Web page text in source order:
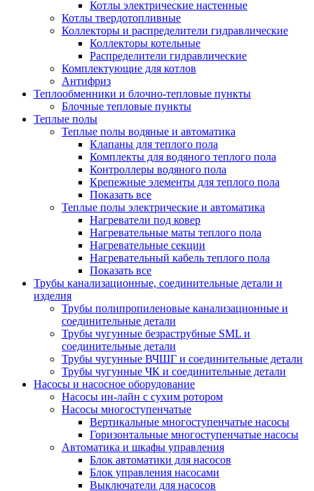
Котлы электрические настенные
Котлы твердотопливные
Коллекторы и распределители гидравлические
Коллекторы котельные
Распределители гидравлические
Комплектующие для котлов
Антифриз
Теплообменники и блочно-тепловые пункты
Блочные тепловые пункты
Теплые полы
Теплые полы водяные и автоматика
Клапаны для теплого пола
Комплекты для водяного теплого пола
Контроллеры водяного пола
Крепежные элементы для теплого пола
Показать все
Теплые полы электрические и автоматика
Нагреватели под ковер
Нагревательные маты теплого пола
Нагревательные секции
Нагревательный кабель теплого пола
Показать все
Трубы канализационные, соединительные детали и
изделия
Трубы полипропиленовые канализационные и
соединительные детали
Трубы чугунные безраструбные SML и
соединительные детали
Трубы чугунные ВЧШГ и соединительные детали
Трубы чугунные ЧК и соединительные детали
Насосы и насосное оборудование
Насосы ин-лайн с сухим ротором
Насосы многоступенчатые
Вертикальные многоступенчатые насосы
Горизонтальные многоступенчатые насосы
Автоматика и шкафы управления
Блок автоматики для насосов
Блок управления насосами
Выключатели для насосов